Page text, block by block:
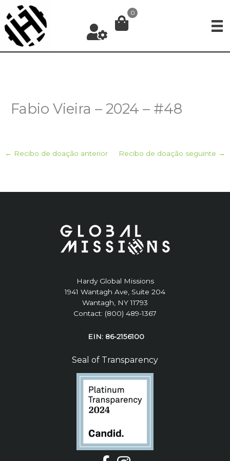
para
conteúdo
0
Fabio Vieira – 2024 – #48
← Recibo de doação anterior Recibo de doação seguinte →
Hardy Global Missions
1941 Wantagh Ave, Suite 204
Wantagh, NY 11793
Contact: (800) 489-1367
EIN: 86-2156100
Seal of Transparency